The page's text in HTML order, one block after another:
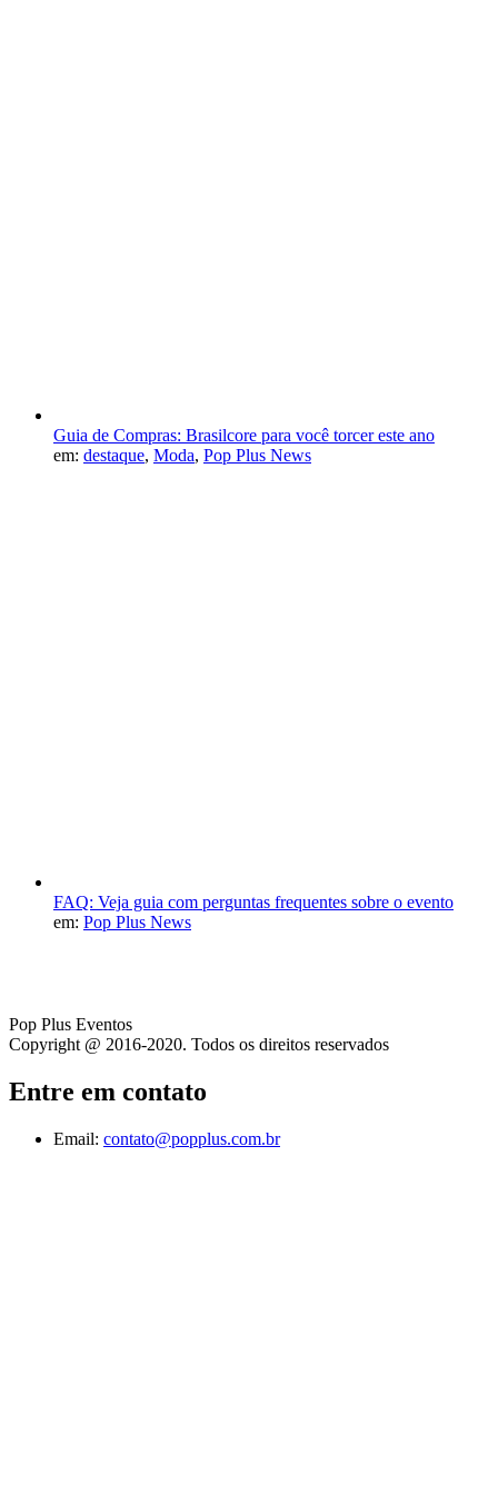
Guia de Compras: Brasilcore para você torcer este ano
em: destaque, Moda, Pop Plus News
FAQ: Veja guia com perguntas frequentes sobre o evento
em: Pop Plus News
Pop Plus Eventos
Copyright @ 2016-2020. Todos os direitos reservados
Entre em contato
Email: contato@popplus.com.br